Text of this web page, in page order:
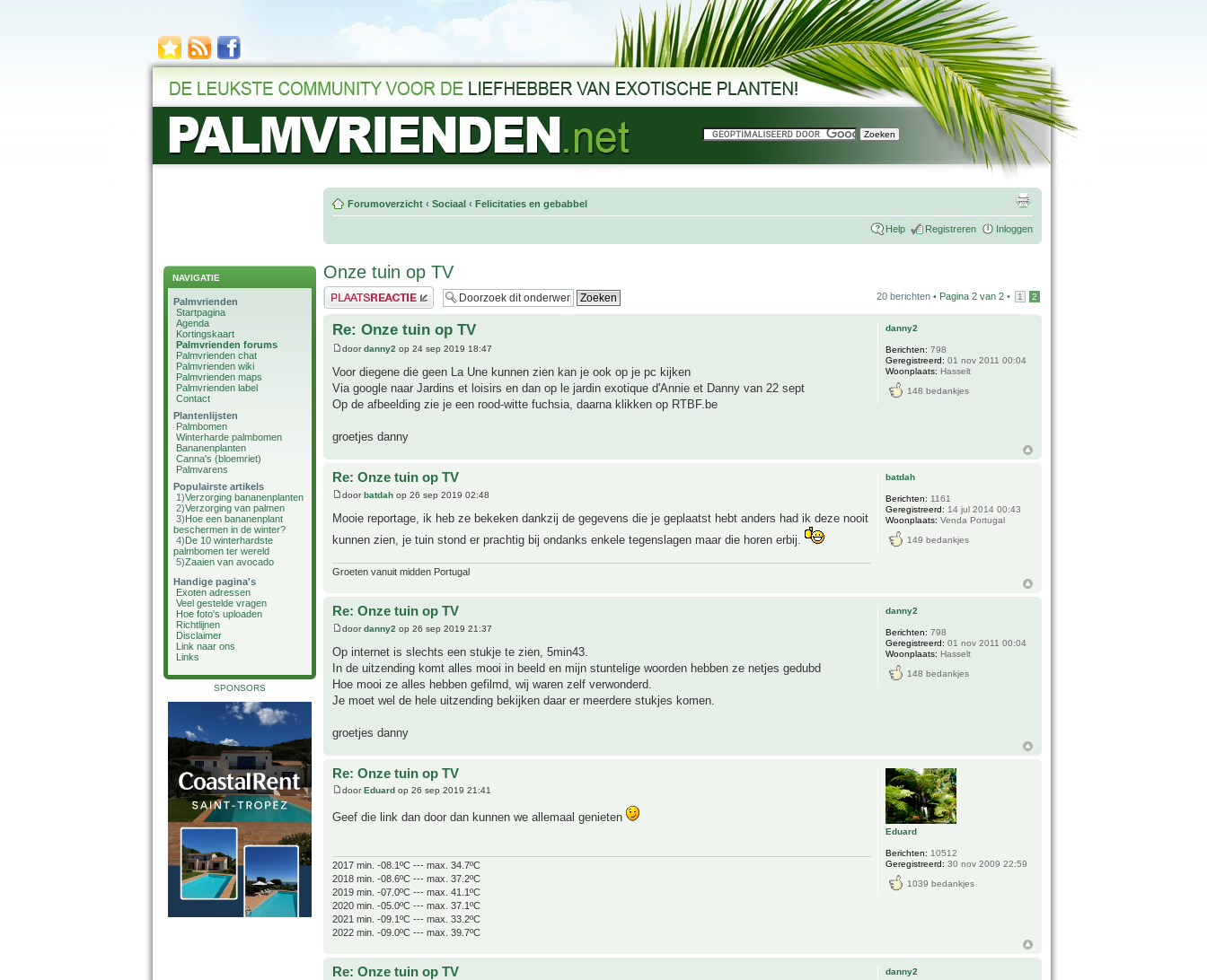
NAVIGATIE
Palmvrienden
Startpagina
Agenda
Kortingskaart
Palmvrienden forums
Palmvrienden chat
Palmvrienden wiki
Palmvrienden maps
Palmvrienden label
Contact
Plantenlijsten
Palmbomen
Winterharde palmbomen
Bananenplanten
Canna's (bloemriet)
Palmvarens
Populairste artikels
1)Verzorging bananenplanten
2)Verzorging van palmen
3)Hoe een bananenplant
beschermen in de winter?
4)De 10 winterhardste
palmbomen ter wereld
5)Zaaien van avocado
Handige pagina's
Exoten adressen
Veel gestelde vragen
Hoe foto's uploaden
Richtlijnen
Disclaimer
Link naar ons
Links
SPONSORS
Forumoverzicht ‹ Sociaal ‹ Felicitaties en gebabbel
Help Registreren Inloggen
Onze tuin op TV
Plaats een reactie 20 berichten • Pagina 2 van 2 • 1 2
Re: Onze tuin op TV
doordanny2 op 24 sep 2019 18:47
Voor diegene die geen La Une kunnen zien kan je ook op je pc kijken
Via google naar Jardins et loisirs en dan op le jardin exotique d'Annie et Danny van 22 sept
Op de afbeelding zie je een rood-witte fuchsia, daarna klikken op RTBF.be
groetjes danny
danny2
Berichten: 798
Geregistreerd: 01 nov 2011 00:04
Woonplaats: Hasselt
148 bedankjes
Re: Onze tuin op TV
doorbatdah op 26 sep 2019 02:48
Mooie reportage, ik heb ze bekeken dankzij de gegevens die je geplaatst hebt anders had ik deze nooit
kunnen zien, je tuin stond er prachtig bij ondanks enkele tegenslagen maar die horen erbij.
Groeten vanuit midden Portugal
batdah
Berichten: 1161
Geregistreerd: 14 jul 2014 00:43
Woonplaats: Venda Portugal
149 bedankjes
Re: Onze tuin op TV
doordanny2 op 26 sep 2019 21:37
Op internet is slechts een stukje te zien, 5min43.
In de uitzending komt alles mooi in beeld en mijn stuntelige woorden hebben ze netjes gedubd
Hoe mooi ze alles hebben gefilmd, wij waren zelf verwonderd.
Je moet wel de hele uitzending bekijken daar er meerdere stukjes komen.
groetjes danny
danny2
Berichten: 798
Geregistreerd: 01 nov 2011 00:04
Woonplaats: Hasselt
148 bedankjes
Re: Onze tuin op TV
doorEduard op 26 sep 2019 21:41
Geef die link dan door dan kunnen we allemaal genieten
2017 min. -08.1ºC --- max. 34.7ºC
2018 min. -08.6ºC --- max. 37.2ºC
2019 min. -07.0ºC --- max. 41.1ºC
2020 min. -05.0ºC --- max. 37.1ºC
2021 min. -09.1ºC --- max. 33.2ºC
2022 min. -09.0ºC --- max. 39.7ºC
Eduard
Berichten: 10512
Geregistreerd: 30 nov 2009 22:59
1039 bedankjes
Re: Onze tuin op TV danny2